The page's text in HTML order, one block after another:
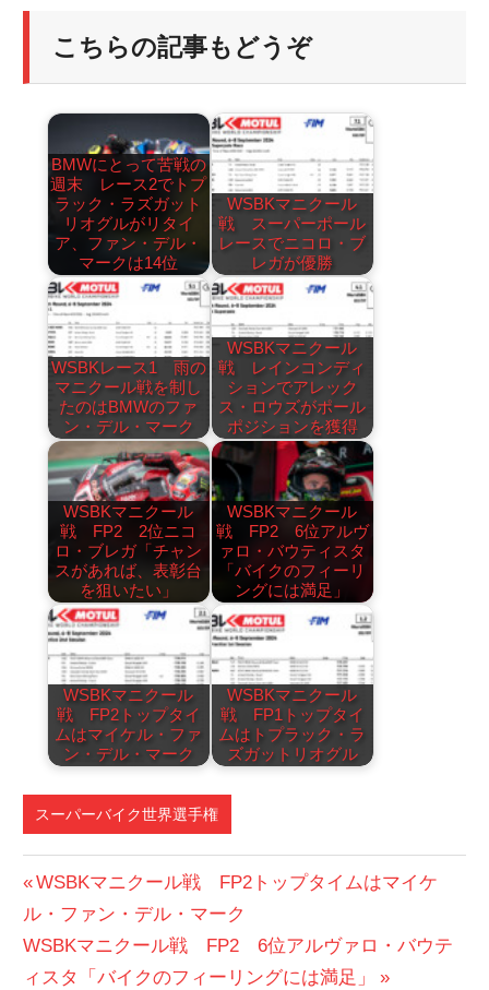
こちらの記事もどうぞ
BMWにとって苦戦の
週末 レース2でトプ
ラック・ラズガット
リオグルがリタイ
ア、ファン・デル・
マークは14位
WSBKマニクール
戦 スーパーポール
レースでニコロ・ブ
レガが優勝
WSBKレース1 雨の
マニクール戦を制し
たのはBMWのファ
ン・デル・マーク
WSBKマニクール
戦 レインコンディ
ションでアレック
ス・ロウズがポール
ポジションを獲得
WSBKマニクール
戦 FP2 2位ニコ
ロ・ブレガ「チャン
スがあれば、表彰台
を狙いたい」
WSBKマニクール
戦 FP2 6位アルヴ
ァロ・バウティスタ
「バイクのフィーリ
ングには満足」
WSBKマニクール
戦 FP2トップタイ
ムはマイケル・ファ
ン・デル・マーク
WSBKマニクール
戦 FP1トップタイ
ムはトプラック・ラ
ズガットリオグル
スーパーバイク世界選手権
投
稿
ナ
前
の
投
稿:
WSBKマニクール戦 FP2トップタイムはマイケ
ル・ファン・デル・マーク
次
の
WSBKマニクール戦 FP2 6位アルヴァロ・バウテ
ィスタ「バイクのフィーリングには満足」